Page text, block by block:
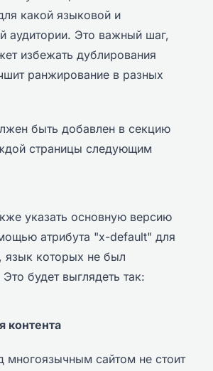
какой языковой и
аудитории. Это важный шаг,
избежать дублирования
ранжирование в разных
быть добавлен в секцию
страницы следующим
указать основную версию
атрибута "x-default" для
язык которых не был
будет выглядеть так:
контента
многоязычным сайтом не стоит